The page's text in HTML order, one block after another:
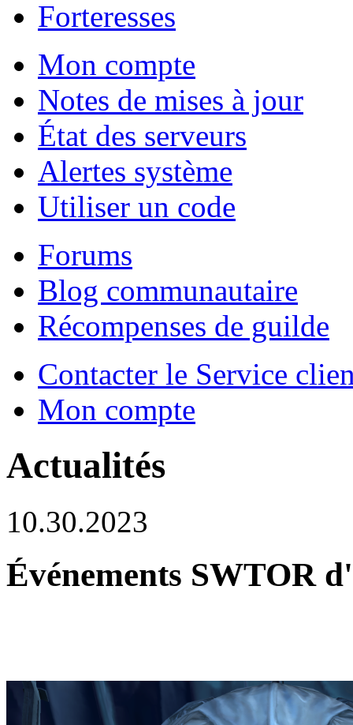
Forteresses
Mon compte
Notes de mises à jour
État des serveurs
Alertes système
Utiliser un code
Forums
Blog communautaire
Récompenses de guilde
Contacter le Service
Mon compte
Actualités
10.30.2023
Événements SWTOR